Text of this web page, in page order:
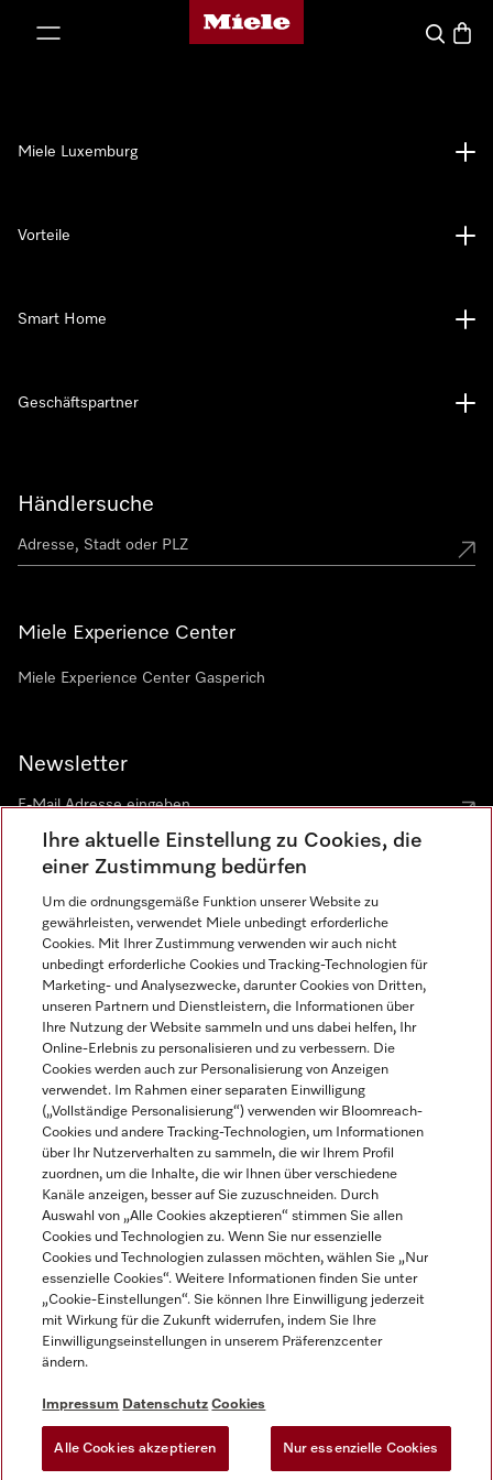
Miele-Homepage
Suche
Händlersuche
Miele Experience Center
Miele Experience Center Gasperich
Newsletter
Sprache
DEUTSCH
Miele Luxemburg
Vorteile
Smart Home
Geschäftspartner
Impressum
AGB
Datenschutz
Nutzungsbedingungen
Gesetzen über digitale Dienste
Cookie-Einstellungen
Miele auf Instagram
Miele auf Youtube
Ihre aktuelle Einstellung zu Cookies, die
einer Zustimmung bedürfen
Um die ordnungsgemäße Funktion unserer Website zu
gewährleisten, verwendet Miele unbedingt erforderliche
Cookies. Mit Ihrer Zustimmung verwenden wir auch nicht
unbedingt erforderliche Cookies und Tracking-Technologien für
Marketing- und Analysezwecke, darunter Cookies von Dritten,
unseren Partnern und Dienstleistern, die Informationen über
Ihre Nutzung der Website sammeln und uns dabei helfen, Ihr
Online-Erlebnis zu personalisieren und zu verbessern. Die
Cookies werden auch zur Personalisierung von Anzeigen
verwendet. Im Rahmen einer separaten Einwilligung
(„Vollständige Personalisierung“) verwenden wir Bloomreach-
Cookies und andere Tracking-Technologien, um Informationen
über Ihr Nutzerverhalten zu sammeln, die wir Ihrem Profil
zuordnen, um die Inhalte, die wir Ihnen über verschiedene
Kanäle anzeigen, besser auf Sie zuzuschneiden. Durch
Auswahl von „Alle Cookies akzeptieren“ stimmen Sie allen
Cookies und Technologien zu. Wenn Sie nur essenzielle
Cookies und Technologien zulassen möchten, wählen Sie „Nur
essenzielle Cookies“. Weitere Informationen finden Sie unter
„Cookie-Einstellungen“. Sie können Ihre Einwilligung jederzeit
mit Wirkung für die Zukunft widerrufen, indem Sie Ihre
Einwilligungseinstellungen in unserem Präferenzcenter
ändern.
Impressum Datenschutz Cookies
Alle Cookies akzeptieren Nur essenzielle Cookies